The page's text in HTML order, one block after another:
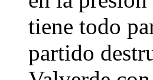
tiene todo
partido